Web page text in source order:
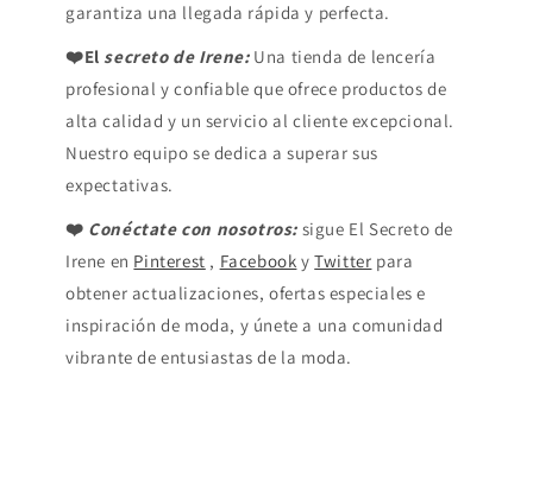
garantiza una llegada rápida y perfecta.
❤️El secreto de Irene: Una tienda de lencería
profesional y confiable que ofrece productos de
alta calidad y un servicio al cliente excepcional.
Nuestro equipo se dedica a superar sus
expectativas.
❤️ Conéctate con nosotros: sigue El Secreto de
Irene en Pinterest , Facebook yTwitter para
obtener actualizaciones, ofertas especiales e
inspiración de moda, y únete a una comunidad
vibrante de entusiastas de la moda.